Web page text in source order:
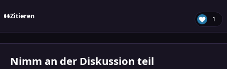
Zitieren 1
Nimm an der Diskussion teil